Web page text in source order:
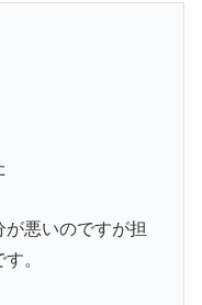
悪いのですが担
。